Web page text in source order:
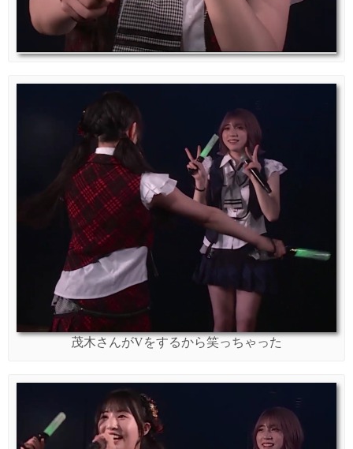
茂木さんがVをするから笑っちゃった